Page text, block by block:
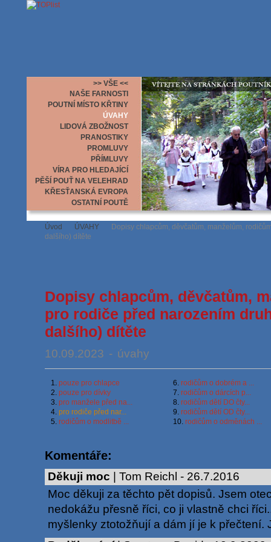
>> VŠE <<
NAŠE FARNOSTI
POUTNÍ MÍSTO KŘTINY
ÚVAHY
LIDOVÁ ZBOŽNOST
PRANOSTIKY
PROMLUVY
PŘÍMLUVY
VÍRA PRO HLEDAJÍCÍ
PĚŠÍ POUŤ NA VELEHRAD
KŘESŤANSKÁ EVROPA
OSTATNÍ POUTĚ
Úvod ÚVAHY
Dopisy chlapcům, děvčatům, manželům,
dalšího) dítěte
Dopisy chlapcům, děvčatům,
pro rodiče před narozením
dalšího) dítěte
10.09.2023 - úvahy
1. pouze pro chlapce
2. pouze pro dívky
3. pro manžele před na...
4. pro rodiče před nar...
5. rodičům o modlitbě ...
6.rodičům o dobrém a ...
7.rodičům o dárcích p...
8.rodičům dětí DO čty...
9.rodičům dětí OD čty...
10.rodičům o odměnách ...
Milí rodiče,
pro vašeho nejstaršího nastává jeden z
životě; narodí se mu první sourozenec a
vyrovnat. I když je ještě maličký,
svou péči jenom jemu a to pro něho bude
Komentáře:
Děkuji moc | Tom Reichl - 26.7.2016
Moc děkuji za těchto pět dopisů. Jsem
nedokážu přesně říci, co ji vlastně chci
myšlenky ztotožňují a dám jí je k přečtení.